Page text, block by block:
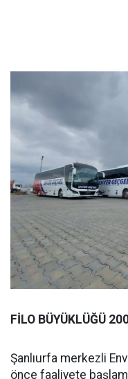
FİLO BÜYÜKLÜĞÜ
Şanlıurfa merkezli
önce faaliyete